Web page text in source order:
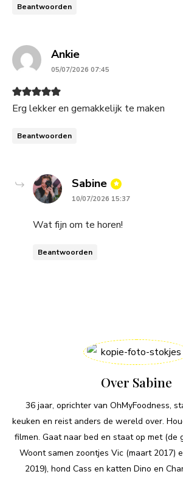
Beantwoorden
Ankiesays:
05/07/2026 07:45
Erg lekker en gemakkelijk te maken
Beantwoorden
Sabine says:
10/07/2026 15:37
Wat fijn om te horen!
Beantwoorden
Over Sabine
36 jaar, oprichter van OhMyFoodness,
keuken en reist anders de wereld over.
filmen. Gaat naar bed en staat op met (de
Woont samen zoontjes Vic (maart 2017)
2019), hond Cass en katten Dino en